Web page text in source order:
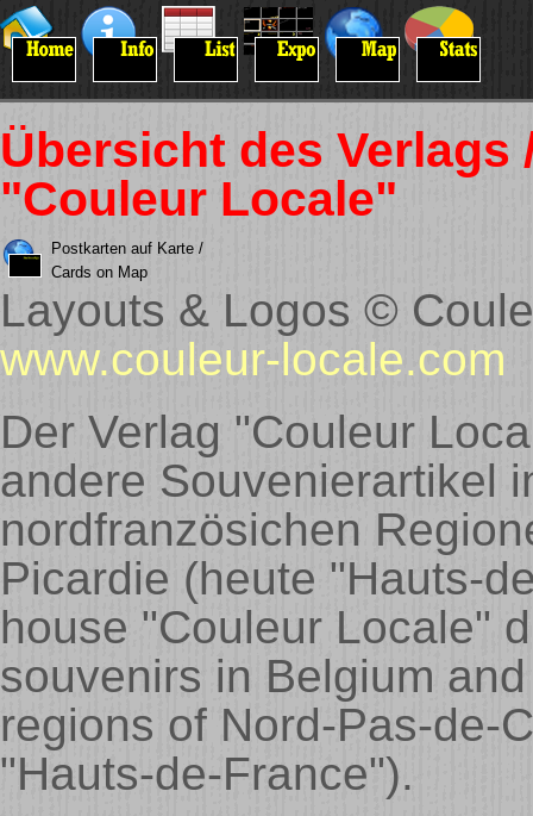
Übersicht des
"Couleur Locale"
Postkarten auf Karte /
Cards on Map
Layouts & Logos ©
www.couleur-locale.com
Der Verlag "Couleur
andere Souvenierartikel
nordfranzösichen
Picardie (heute "Hauts-
house "Couleur Locale"
souvenirs in Belgium
regions of Nord-Pas-de-
"Hauts-de-France").